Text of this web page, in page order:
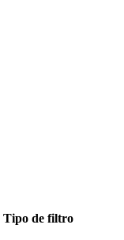
Tipo de filtro